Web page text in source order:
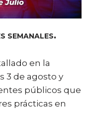
SEMANALES.
en la
3 de agosto y
públicos que
prácticas en